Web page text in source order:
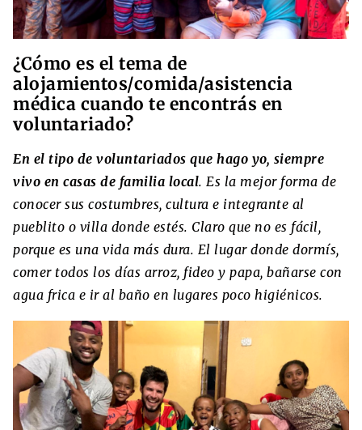
¿Cómo es el tema de
alojamientos/comida/asistencia
médica cuando te encontrás en
voluntariado?
En el tipo de voluntariados que hago yo, siempre
vivo en casas de familia local. Es la mejor forma de
conocer sus costumbres, cultura e integrante al
pueblito o villa donde estés. Claro que no es fácil,
porque es una vida más dura. El lugar donde dormís,
comer todos los días arroz, fideo y papa, bañarse con
agua frica e ir al baño en lugares poco higiénicos.